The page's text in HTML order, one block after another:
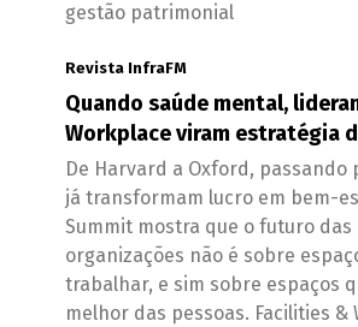
gestão patrimonial
Revista InfraFM
Quando saúde mental,
Workplace viram estratégia
De Harvard a Oxford, passando
já transformam lucro em bem-
Summit mostra que o futuro das
organizações não é sobre
trabalhar, e sim sobre espaços
melhor das pessoas. Facilities &